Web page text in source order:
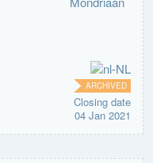
ARCHIVED
Closing date
04 Jan 2021